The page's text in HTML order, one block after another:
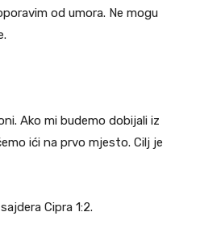
od umora. Ne mogu
Ako mi budemo dobijali iz
ići na prvo mjesto. Cilj je
Cipra 1:2.